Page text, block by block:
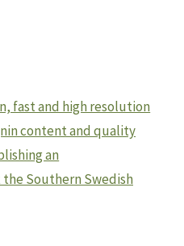
fast and high resolution
content and quality
an
Southern Swedish